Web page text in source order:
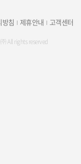
방침 제휴안내 고객센터
All rights reserved